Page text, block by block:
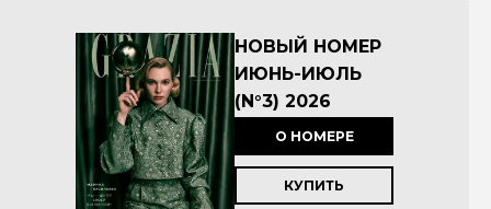
НОВЫЙ НОМЕР
ИЮНЬ-ИЮЛЬ
(N°3) 2026
О НОМЕРЕ
КУПИТЬ